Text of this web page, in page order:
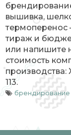
вышивка,
тираж и
или напишите
стоимость
производства:
113.